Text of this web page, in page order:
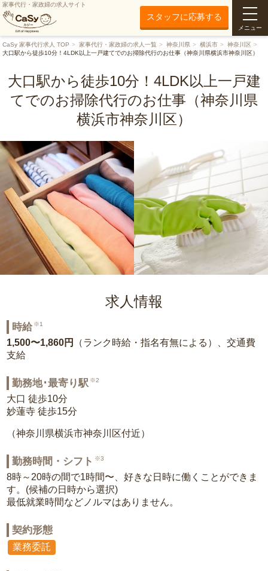
家事代行・家政婦の求人サイト
スタッフに応募する
メニュー
CaSy 家事代行求人 TOP 家事代行・家政婦の求人一覧 神奈川県 横浜市
神奈川区
大口駅から徒歩10分！4LDK以上一戸建てでのお掃除代行のお仕事（神奈川県横浜市神奈川区）
大口駅から徒歩10分！4LDK以上一戸建
てでのお掃除代行のお仕事（神奈川県
横浜市神奈川区）
求人情報
時給 ※1
1,500〜1,860円
（ランク時給・指名有無による）、交通費
支給
勤務地･最寄り駅 ※2
大口 徒歩10分
妙蓮寺 徒歩15分
（神奈川県横浜市神奈川区付近）
勤務時間・シフト ※3
8時～20時の間で1時間〜、好きな日時に働くことができま
す。(候補の日時から選択)
最低就業時間などノルマはありません。
契約形態
業務委託